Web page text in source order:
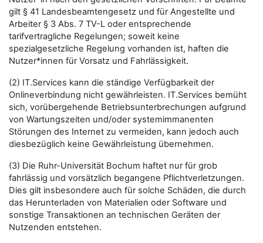
gilt § 41 Landesbeamtengesetz und für Angestellte und
Arbeiter § 3 Abs. 7 TV-L oder entsprechende
tarifvertragliche Regelungen; soweit keine
spezialgesetzliche Regelung vorhanden ist, haften die
Nutzer*innen für Vorsatz und Fahrlässigkeit.
(2) IT.Services kann die ständige Verfügbarkeit der
Onlineverbindung nicht gewährleisten. IT.Services bemüht
sich, vorübergehende Betriebsunterbrechungen aufgrund
von Wartungszeiten und/oder systemimmanenten
Störungen des Internet zu vermeiden, kann jedoch auch
diesbezüglich keine Gewährleistung übernehmen.
(3) Die Ruhr-Universität Bochum haftet nur für grob
fahrlässig und vorsätzlich begangene Pflichtverletzungen.
Dies gilt insbesondere auch für solche Schäden, die durch
das Herunterladen von Materialien oder Software und
sonstige Transaktionen an technischen Geräten der
Nutzenden entstehen.